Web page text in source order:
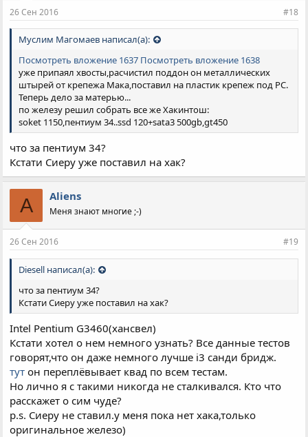
:
26 Сен 2016 #18
Муслим Магомаев написал(а):
Посмотреть вложение 1637 Посмотреть вложение 1638
уже припаял хвосты,расчистил поддон он металлических
штырей от крепежа Мака,поставил на пластик крепеж под PC.
Теперь дело за матерью...
по железу решил собрать все же Хакинтош:
soket 1150,пентиум 34..ssd 120+sata3 500gb,gt450
что за пентиум 34?
Кстати Сиеру уже поставил на хак?
A Aliens
Меня знают многие ;-)
26 Сен 2016 #19
Diesell написал(а):
что за пентиум 34?
Кстати Сиеру уже поставил на хак?
Intel Pentium G3460(хансвел)
Кстати хотел о нем немного узнать? Все данные тестов
говорят,что он даже немного лучше i3 санди бридж.
тут он переплёвывает квад по всем тестам.
Но лично я с такими никогда не сталкивался. Кто что
расскажет о сим чуде?
p.s. Сиеру не ставил.у меня пока нет хака,только
оригинальное железо)